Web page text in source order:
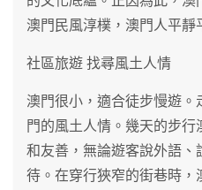
澳門民風淳樸，澳門人平靜
社區旅遊 找尋風土人情
澳門很小，適合徒步慢遊
門的風土人情。幾天的步
和友善，無論遊客說外語
待。在穿行狹窄的街巷時